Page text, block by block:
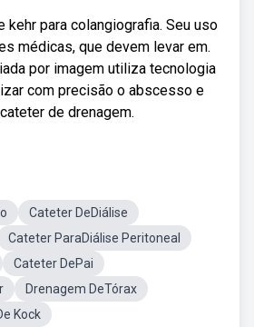
kehr para colangiografia. Seu uso
médicas, que devem levar em.
por imagem utiliza tecnologia
com precisão o abscesso e
de drenagem.
Cateter DeDiálise
Cateter ParaDiálise Peritoneal
Cateter DePai
Drenagem DeTórax
Kock